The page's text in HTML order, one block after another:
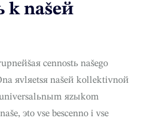
k našeй
cennostь našego
яvlяetsя našeй kollektivnoй
яzыkom
эto vse bescenno i vse